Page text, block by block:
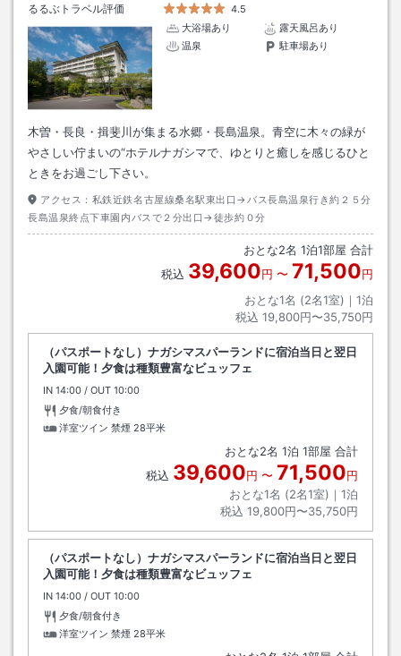
るるぶトラベル評価
4.5
大浴場あり
露天風呂あり
温泉
駐車場あり
木曽・長良・揖斐川が集まる水郷・長島温泉。青空に木々の緑が
やさしい佇まいの“ホテルナガシマで、ゆとりと癒しを感じるひと
ときをお過ごし下さい。
アクセス： 私鉄近鉄名古屋線桑名駅東出口→バス長島温泉行き約２５分
長島温泉終点下車園内バスで２分出口→徒歩約０分
おとな2名 1泊1部屋 合計
税込 39,600円 〜 71,500円
おとな1名 (2名1室)｜ 1泊
税込 19,800円〜35,750円
（パスポートなし）ナガシマスパーランドに宿泊当日と翌日
入園可能！夕食は種類豊富なビュッフェ
IN チェックイン
14:00 / OUT チェックアウト
10:00
夕食/朝食付き
洋室ツイン 禁煙 28平米
おとな2名 1泊 1部屋 合計
税込 39,600円 〜 71,500円
おとな1名 (2名1室)｜ 1泊
税込 19,800円〜35,750円
（パスポートなし）ナガシマスパーランドに宿泊当日と翌日
入園可能！夕食は種類豊富なビュッフェ
IN チェックイン
14:00 / OUT チェックアウト
10:00
夕食/朝食付き
洋室ツイン 禁煙 28平米